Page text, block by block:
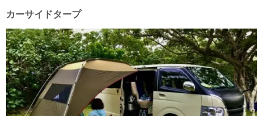
カーサイドタープ